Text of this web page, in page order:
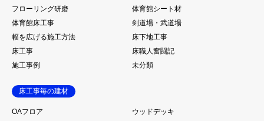
フローリング研磨
体育館シート材
体育館床工事
剣道場・武道場
幅を広げる施工方法
床下地工事
床工事
床職人奮闘記
施工事例
未分類
床工事毎の建材
OAフロア
ウッドデッキ